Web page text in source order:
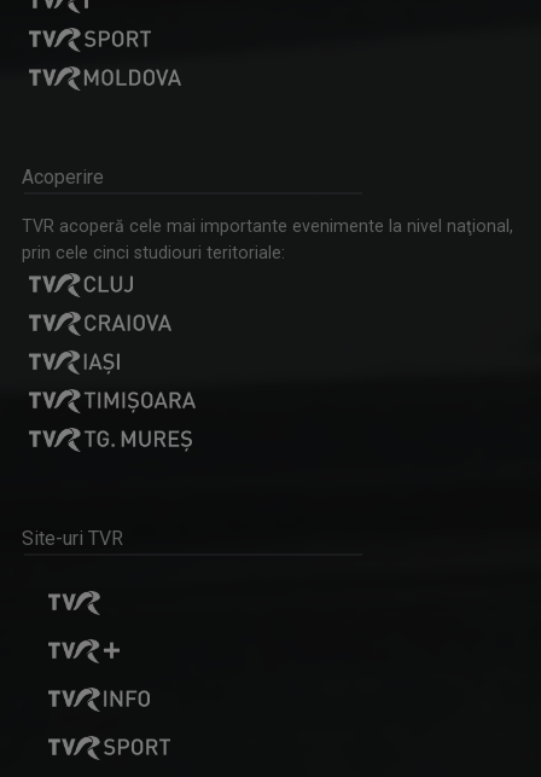
SAJTÓSZEMLE A MÚLTBÓL / REVISTA PRESEI VECHI
Evenimentele de acum 100 de ani, bârfele ...
CALEIDOSCOP
Emisiune magazin
Acoperire
TVR acoperă cele mai importante evenimente la nivel naţional,
prin cele cinci studiouri teritoriale:
Site-uri TVR